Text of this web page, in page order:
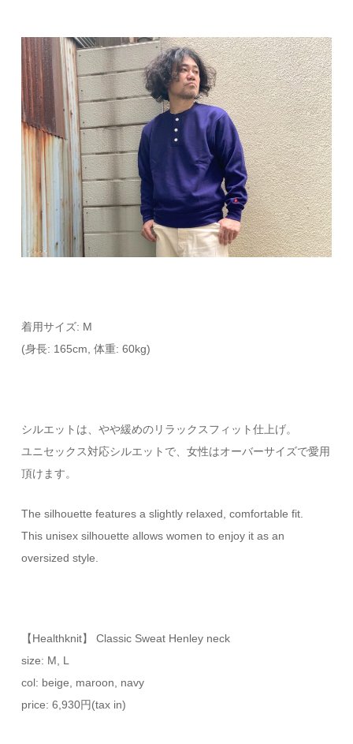
着用サイズ: M
(身長: 165cm, 体重: 60kg)
シルエットは、やや緩めのリラックスフィット仕上げ。
ユニセックス対応シルエットで、女性はオーバーサイズで愛用
頂けます。
The silhouette features a slightly relaxed, comfortable fit.
This unisex silhouette allows women to enjoy it as an
oversized style.
【Healthknit】 Classic Sweat Henley neck
size: M, L
col: beige, maroon, navy
price: 6,930円(tax in)